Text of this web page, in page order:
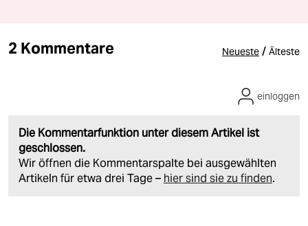
2 Kommentare Neueste / Älteste
Die Kommentarfunktion unter diesem Artikel ist
geschlossen.
Wir öffnen die Kommentarspalte bei ausgewählten
Artikeln für etwa drei Tage – hier sind sie zu finden.
einloggen